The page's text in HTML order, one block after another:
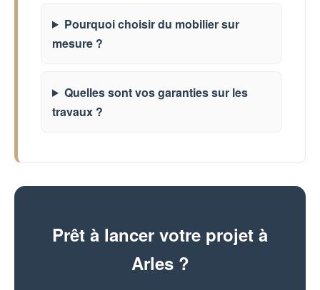
Pourquoi choisir du mobilier sur
mesure ?
Quelles sont vos garanties sur les
travaux ?
Prêt à lancer votre projet à
Arles ?